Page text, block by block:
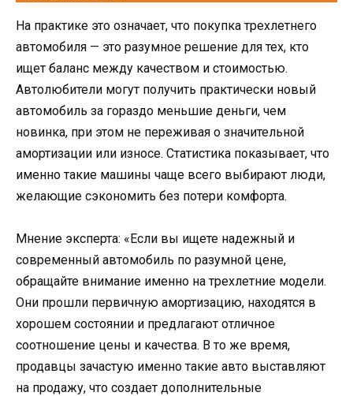
На практике это означает, что покупка трехлетнего
автомобиля — это разумное решение для тех, кто
ищет баланс между качеством и стоимостью.
Автолюбители могут получить практически новый
автомобиль за гораздо меньшие деньги, чем
новинка, при этом не переживая о значительной
амортизации или износе. Статистика показывает, что
именно такие машины чаще всего выбирают люди,
желающие сэкономить без потери комфорта.
Мнение эксперта: «Если вы ищете надежный и
современный автомобиль по разумной цене,
обращайте внимание именно на трехлетние модели.
Они прошли первичную амортизацию, находятся в
хорошем состоянии и предлагают отличное
соотношение цены и качества. В то же время,
продавцы зачастую именно такие авто выставляют
на продажу, что создает дополнительные